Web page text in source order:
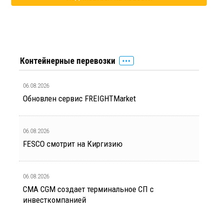
Контейнерные перевозки
06.08.2026
Обновлен сервис FREIGHTMarket
06.08.2026
FESCO смотрит на Киргизию
06.08.2026
CMA CGM создает терминальное СП с
инвесткомпанией